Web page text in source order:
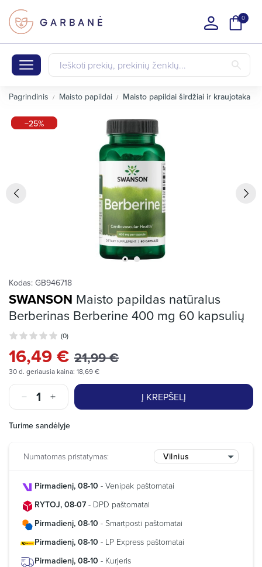
0
Pagrindinis Maisto papildai Maisto papildai širdžiai ir kraujotakai
−25%
Kodas: GB946718
SWANSON Maisto papildas natūralus
Berberinas Berberine 400 mg 60 kapsulių
(0)
16,49 € 21,99 €
30 d. geriausia kaina: 18,69 €
Į KREPŠELĮ
Turime sandėlyje
Numatomas pristatymas: Vilnius
Pirmadienį, 08-10 - Venipak paštomatai
RYTOJ, 08-07- DPD paštomatai
Pirmadienį, 08-10 - Smartposti paštomatai
Pirmadienį, 08-10 - LP Express paštomatai
Pirmadienį, 08-10 - Kurjeris